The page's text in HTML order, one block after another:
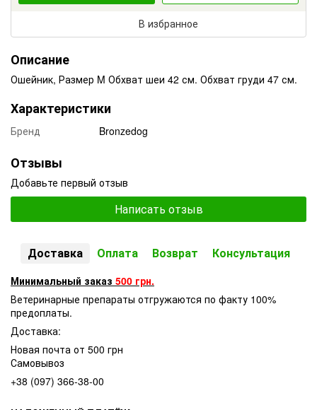
В избранное
Описание
Ошейник, Размер M Обхват шеи 42 см. Обхват груди 47 см.
Характеристики
Бренд Bronzedog
Отзывы
Добавьте первый отзыв
Написать отзыв
Доставка Оплата Возврат Консультация
Минимальный заказ 500 грн.
Ветеринарные препараты отгружаются по факту 100%
предоплаты.
Доставка:
Новая почта от 500 грн
Самовывоз
+38 (097) 366-38-00